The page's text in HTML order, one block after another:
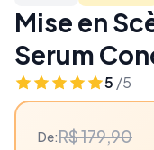
Mise en
Serum
11% OFF |
5 /5
De:R$ 179,90